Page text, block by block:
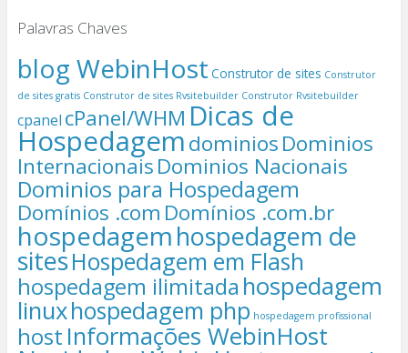
Palavras Chaves
blog WebinHost Construtor de sites Construtor
de sites gratis Construtor de sites Rvsitebuilder Construtor Rvsitebuilder
cpanel cPanel/WHM Dicas de
HospedagemdominiosDominios
InternacionaisDominios Nacionais
Dominios para Hospedagem
Domínios .com Domínios .com.br
hospedagemhospedagem de
sitesHospedagem em Flash
hospedagem ilimitada hospedagem
linuxhospedagem php hospedagem profissional
host Informações WebinHost